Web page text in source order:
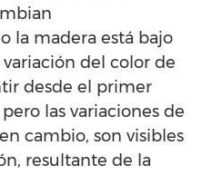
la madera está bajo
del color de
desde el primer
las variaciones de
cambio, son visibles
resultante de la